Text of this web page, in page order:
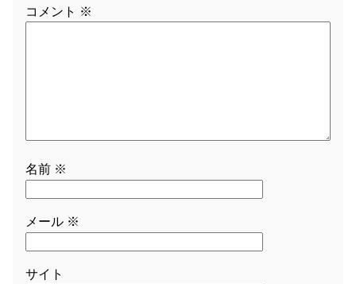
コメント ※
名前 ※
メール ※
サイト